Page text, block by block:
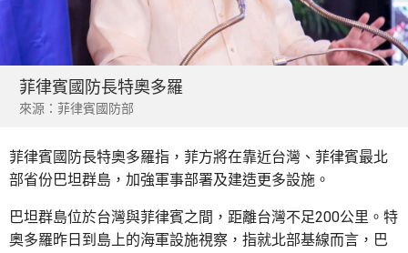
菲律賓國防長特奧多羅
來源：菲律賓國防部
菲律賓國防長特奧多羅指，菲方將在靠近台灣、菲律賓最北
部省份巴坦群島，加強軍事部署及建造更多設施。
巴坦群島位於台灣與菲律賓之間，距離台灣不足200公里。特
奧多羅昨日到島上的海軍設施視察，指就北部基線而言，巴